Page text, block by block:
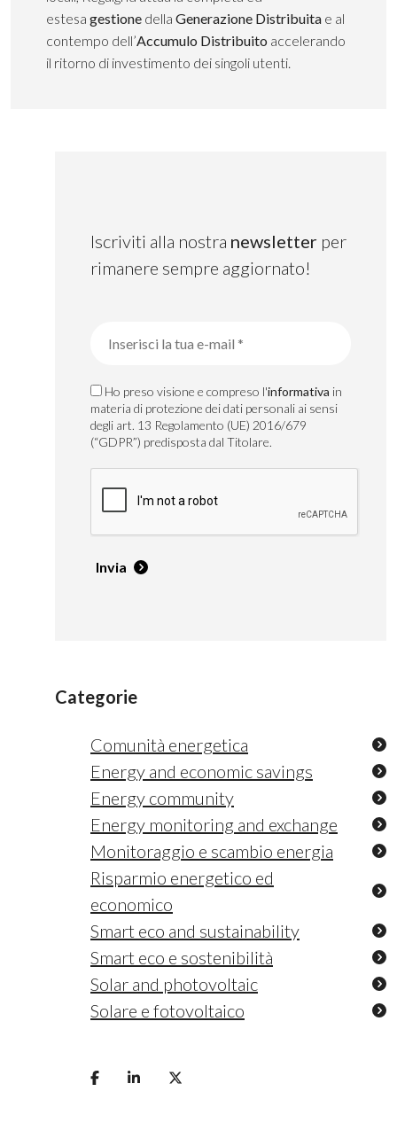
estesa gestione della Generazione Distribuita e al
contempo dell’Accumulo Distribuito accelerando
il ritorno di investimento dei singoli utenti.
Iscriviti alla nostra newsletter per
rimanere sempre aggiornato!
Ho preso visione e compreso l'informativa in
materia di protezione dei dati personali ai sensi
degli art. 13 Regolamento (UE) 2016/679
(“GDPR”) predisposta dal Titolare.
Invia
Categorie
Comunità energetica
Energy and economic savings
Energy community
Energy monitoring and exchange
Monitoraggio e scambio energia
Risparmio energetico ed
economico
Smart eco and sustainability
Smart eco e sostenibilità
Solar and photovoltaic
Solare e fotovoltaico